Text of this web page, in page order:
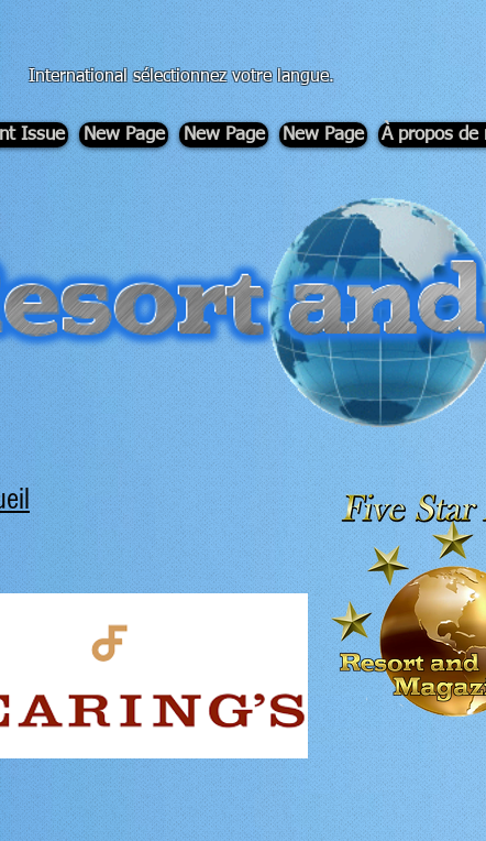
International sélectionnez votre langue.
Issue New Page New Page New Page À propos de